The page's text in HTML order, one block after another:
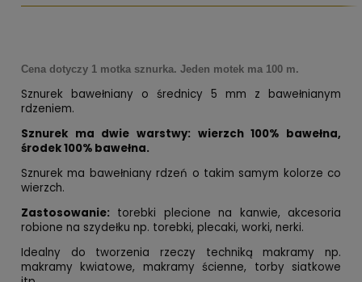
Cena dotyczy 1 motka sznurka. Jeden motek ma 100 m.
Sznurek bawełniany o średnicy 5 mm z bawełnianym
rdzeniem.
Sznurek ma dwie warstwy: wierzch 100% bawełna,
środek 100% bawełna.
Sznurek ma bawełniany rdzeń o takim samym kolorze co
wierzch.
Zastosowanie: torebki plecione na kanwie, akcesoria
robione na szydełku np. torebki, plecaki, worki, nerki.
Idealny do tworzenia rzeczy techniką makramy np.
makramy kwiatowe, makramy ścienne, torby siatkowe